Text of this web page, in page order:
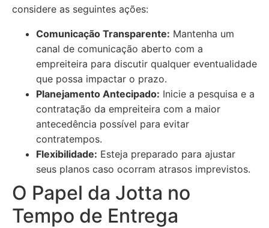
considere as seguintes ações:
Comunicação Transparente: Mantenha um
canal de comunicação aberto com a
empreiteira para discutir qualquer eventualidade
que possa impactar o prazo.
Planejamento Antecipado: Inicie a pesquisa e a
contratação da empreiteira com a maior
antecedência possível para evitar
contratempos.
Flexibilidade: Esteja preparado para ajustar
seus planos caso ocorram atrasos imprevistos.
O Papel da Jotta no
Tempo de Entrega